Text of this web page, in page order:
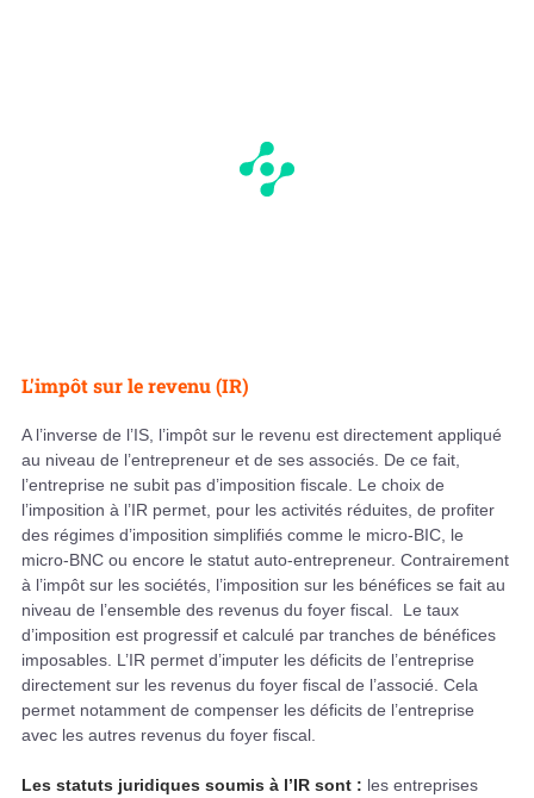
L'impôt sur le revenu (IR)
A l’inverse de l’IS, l’impôt sur le revenu est directement appliqué
au niveau de l’entrepreneur et de ses associés. De ce fait,
l’entreprise ne subit pas d’imposition fiscale. Le choix de
l’imposition à l’IR permet, pour les activités réduites, de profiter
des régimes d’imposition simplifiés comme le micro-BIC, le
micro-BNC ou encore le statut auto-entrepreneur. Contrairement
à l’impôt sur les sociétés, l’imposition sur les bénéfices se fait au
niveau de l’ensemble des revenus du foyer fiscal. Le taux
d’imposition est progressif et calculé par tranches de bénéfices
imposables. L’IR permet d’imputer les déficits de l’entreprise
directement sur les revenus du foyer fiscal de l’associé. Cela
permet notamment de compenser les déficits de l’entreprise
avec les autres revenus du foyer fiscal.
Les statuts juridiques soumis à l’IR sont : les entreprises